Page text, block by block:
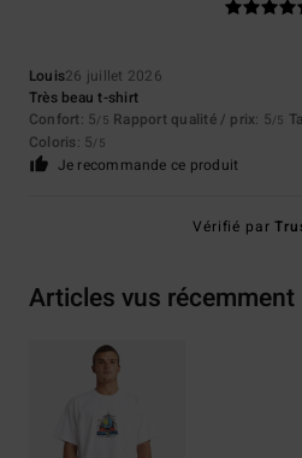
Louis26 juillet 2026
Très beau t-shirt
Confort: 5/5 Rapport qualité / prix: 5/5
Coloris: 5/5
Je recommande ce produit
Vérifié par
Articles vus récemment